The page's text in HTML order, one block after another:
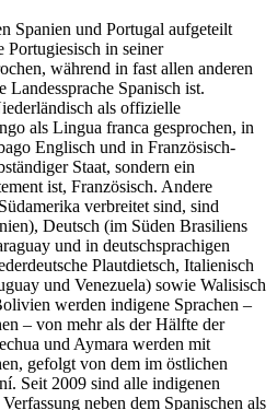
Spanien und Portugal aufgeteilt
in seiner
während in fast allen anderen
Landessprache Spanisch ist.
als offizielle
als Lingua franca gesprochen, in
Englisch und in Französisch-
Staat, sondern ein
ist, Französisch. Andere
verbreitet sind, sind
Deutsch (im Süden Brasiliens
und in deutschsprachigen
Plautdietsch, Italienisch
und Venezuela) sowie Walisisch
werden indigene Sprachen –
– von mehr als der Hälfte der
und Aymara werden mit
gefolgt von dem im östlichen
Seit 2009 sind alle indigenen
neben dem Spanischen als